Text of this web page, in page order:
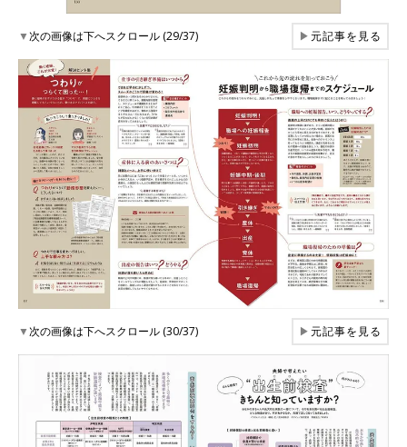
▼次の画像は下へスクロール (29/37) ▶元記事を見る
▼次の画像は下へスクロール (30/37) ▶元記事を見る